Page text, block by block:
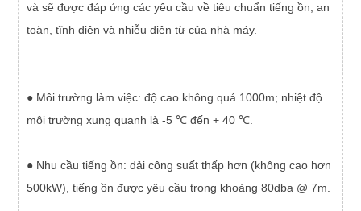
và sẽ được đáp ứng các yêu cầu về tiêu chuẩn tiếng ồn, an
toàn, tĩnh điện và nhiễu điện từ của nhà máy.
● Môi trường làm việc: độ cao không quá 1000m; nhiệt độ
môi trường xung quanh là -5 ℃ đến + 40 ℃.
● Nhu cầu tiếng ồn: dải công suất thấp hơn (không cao hơn
500kW), tiếng ồn được yêu cầu trong khoảng 80dba @ 7m.